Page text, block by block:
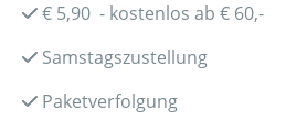
€ 5,90 - kostenlos ab € 60,-
Samstagszustellung
Paketverfolgung